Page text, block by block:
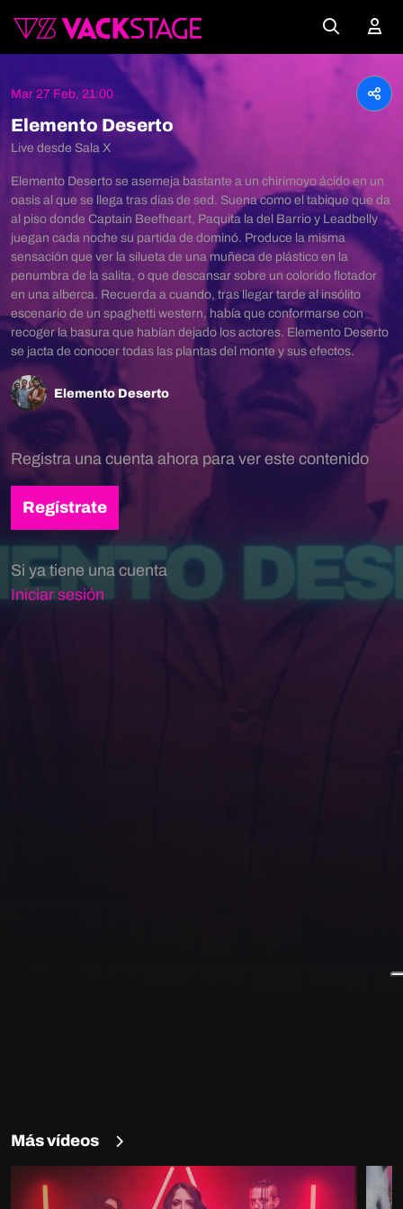
Mar 27 Feb, 21:00
Elemento Deserto
Live desde Sala X
Elemento Deserto se asemeja bastante a un chirimoyo ácido en un
oasis al que se llega tras días de sed. Suena como el tabique que da
al piso donde Captain Beefheart, Paquita la del Barrio y Leadbelly
juegan cada noche su partida de dominó. Produce la misma
sensación que ver la silueta de una muñeca de plástico en la
penumbra de la salita, o que descansar sobre un colorido flotador
en una alberca. Recuerda a cuando, tras llegar tarde al insólito
escenario de un spaghetti western, había que conformarse con
recoger la basura que habían dejado los actores. Elemento Deserto
se jacta de conocer todas las plantas del monte y sus efectos.
Elemento Deserto
Registra una cuenta ahora para ver este contenido
Regístrate
Si ya tiene una cuenta
Iniciar sesión
Más vídeos